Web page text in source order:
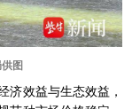
图
济效益与生态效益，